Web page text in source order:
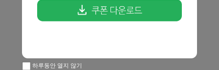
하루동안 열지 않기